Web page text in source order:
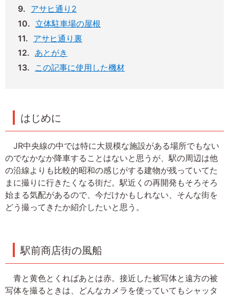
アサヒ通り2
立体駐車場の屋根
アサヒ通り裏
あとがき
この記事に使用した機材
はじめに
JR中央線の中では特に大規模な施設がある場所でもない
のでなかなか降車することはないと思うが、駅の周辺は他
の沿線よりも比較的昭和の感じがする建物が残っていてた
まに撮りに行きたくなる街だ。駅近くの再開発もそろそろ
始まる気配があるので、今だけかもしれない、そんな街を
どう撮ってきたか紹介したいと思う。
駅前商店街の風船
青と黄色とくればあとは赤。接近した被写体と遠方の被
写体を撮るときは、どんなカメラを使っていてもシャッタ